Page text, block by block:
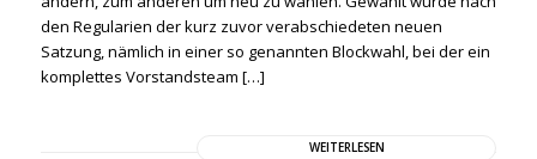
den Regularien der kurz zuvor verabschiedeten neuen
Satzung, nämlich in einer so genannten Blockwahl, bei der ein
komplettes Vorstandsteam […]
WEITERLESEN